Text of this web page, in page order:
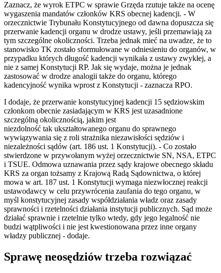
Zaznacz, że wyrok ETPC w sprawie Grzęda rzutuje także na ocenę
wygaszenia mandatów członków KRS obecnej kadencji. - W
orzecznictwie Trybunału Konstytucyjnego od dawna dopuszcza się
przerwanie kadencji organu w drodze ustawy, jeśli przemawiają za
tym szczególne okoliczności. Trzeba jednak mieć na uwadze, że to
stanowisko TK zostało sformułowane w odniesieniu do organów, w
przypadku których długość kadencji wynikała z ustawy zwykłej, a
nie z samej Konstytucji RP. Jak się wydaje, można je jednak
zastosować w drodze analogii także do organu, którego
kadencyjność wynika wprost z Konstytucji - zaznacza RPO.
I dodaje, że przerwanie konstytucyjnej kadencji 15 sędziowskim
członkom obecnie zasiadającym w KRS jest uzasadnione
szczególną okolicznością, jakim jest
niezdolność tak ukształtowanego organu do sprawnego
wywiązywania się z roli strażnika niezawisłości sędziów i
niezależności sądów (art. 186 ust. 1 Konstytucji). - Co zostało
stwierdzone w przywołanym wyżej orzecznictwie SN, NSA, ETPC
i TSUE. Odmowa uznawania przez sądy krajowe obecnego składu
KRS za organ tożsamy z Krajową Radą Sądownictwa, o której
mowa w art. 187 ust. 1 Konstytucji wymaga niezwłocznej reakcji
ustawodawcy w celu przywrócenia zaufania do tego organu, w
myśl konstytucyjnej zasady współdziałania władz oraz zasady
sprawności i rzetelności działania instytucji publicznych. Sąd może
działać sprawnie i rzetelnie tylko wtedy, gdy jego legalność nie
budzi wątpliwości i nie jest kwestionowana przez inne organy
władzy publicznej - dodaje.
Sprawę neosędziów trzeba rozwiązać